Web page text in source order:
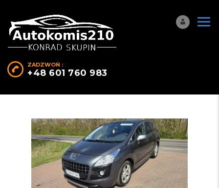
ZADZWOŃ :
+48 601 760 983